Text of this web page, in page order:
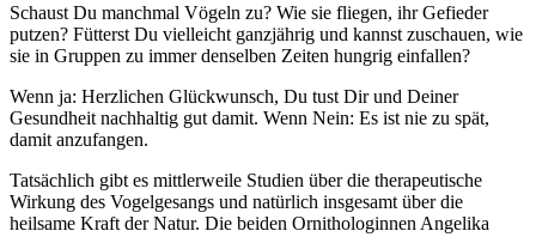
Schaust Du manchmal Vögeln zu? Wie sie fliegen, ihr Gefieder
putzen? Fütterst Du vielleicht ganzjährig und kannst zuschauen, wie
sie in Gruppen zu immer denselben Zeiten hungrig einfallen?
Wenn ja: Herzlichen Glückwunsch, Du tust Dir und Deiner
Gesundheit nachhaltig gut damit. Wenn Nein: Es ist nie zu spät,
damit anzufangen.
Tatsächlich gibt es mittlerweile Studien über die therapeutische
Wirkung des Vogelgesangs und natürlich insgesamt über die
heilsame Kraft der Natur. Die beiden Ornithologinnen Angelika